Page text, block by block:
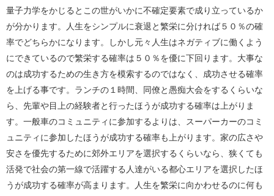
量子力学をかじるとこの世がいかに不確定要素で成り立っているか
が分かります。人生をシンプルに衰退と繁栄に分ければ５０％の確
率でどちらかになります。しかし元々人生はネガティブに働くよう
にできているので繁栄する確率は５０％を優に下回ります。大事な
のは成功するための生き方を模索するのではなく、成功させる確率
を上げる事です。ランチの１時間、同僚と愚痴大会をするくらいな
ら、先輩や目上の経験者と行ったほうが成功する確率は上がりま
す。一般車のコミュニティに参加するよりは、スーパーカーのコミ
ュニティに参加したほうが成功する確率も上がります。家の広さや
安さを優先するために郊外エリアを選択するくらいなら、狭くても
活発で社会の第一線で活躍する人達がいる都心エリアを選択したほ
うが成功する確率が高まります。人生を繁栄に向かわせるのに何も